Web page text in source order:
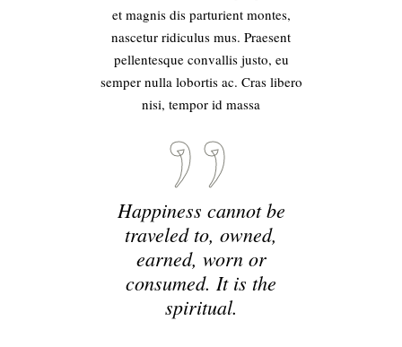
et magnis dis parturient montes,
nascetur ridiculus mus. Praesent
pellentesque convallis justo, eu
semper nulla lobortis ac. Cras libero
nisi, tempor id massa
Happiness cannot be
traveled to, owned,
earned, worn or
consumed. It is the
spiritual.